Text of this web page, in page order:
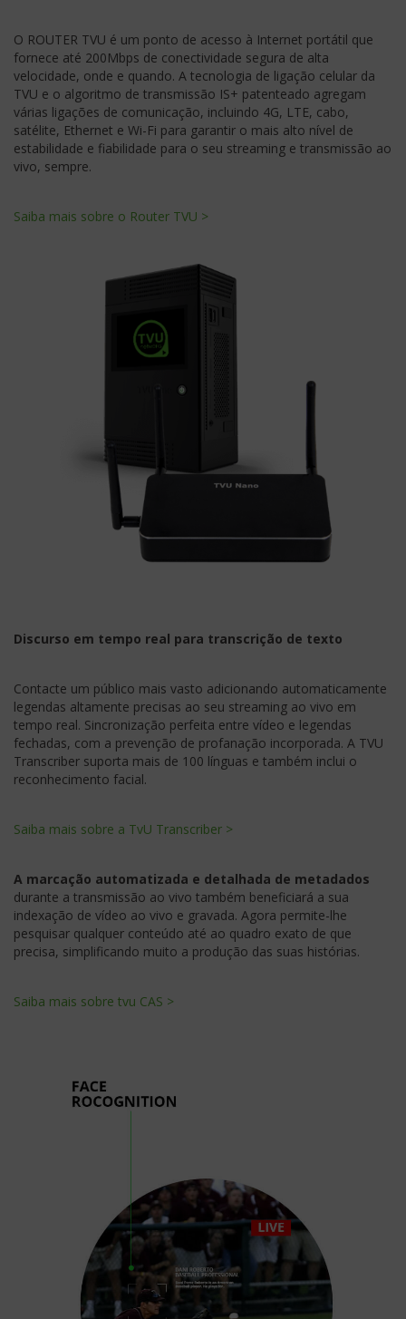
O ROUTER TVU é um ponto de acesso à Internet portátil que
fornece até 200Mbps de conectividade segura de alta
velocidade, onde e quando. A tecnologia de ligação celular da
TVU e o algoritmo de transmissão IS+ patenteado agregam
várias ligações de comunicação, incluindo 4G, LTE, cabo,
satélite, Ethernet e Wi-Fi para garantir o mais alto nível de
estabilidade e fiabilidade para o seu streaming e transmissão ao
vivo, sempre.
Saiba mais sobre o Router TVU >
Discurso em tempo real para transcrição de texto
Contacte um público mais vasto adicionando automaticamente
legendas altamente precisas ao seu streaming ao vivo em
tempo real. Sincronização perfeita entre vídeo e legendas
fechadas, com a prevenção de profanação incorporada. A TVU
Transcriber suporta mais de 100 línguas e também inclui o
reconhecimento facial.
Saiba mais sobre a TvU Transcriber >
A marcação automatizada e detalhada de metadados
durante a transmissão ao vivo também beneficiará a sua
indexação de vídeo ao vivo e gravada. Agora permite-lhe
pesquisar qualquer conteúdo até ao quadro exato de que
precisa, simplificando muito a produção das suas histórias.
Saiba mais sobre tvu CAS >